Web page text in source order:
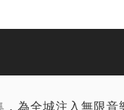
為全城注入無限音